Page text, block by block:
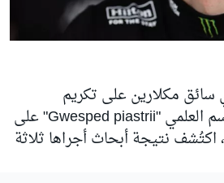
مكلارين على تكريم
استثنائي. إذ أُطلق الاسم العلمي "Gwesped piastrii" على
اكتُشف نتيجة أبحاث أجراها ثلاثة